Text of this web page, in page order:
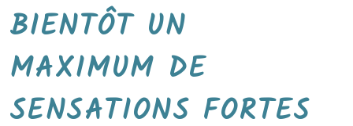
BIENTÔT UN
MAXIMUM DE
SENSATIONS FORTES